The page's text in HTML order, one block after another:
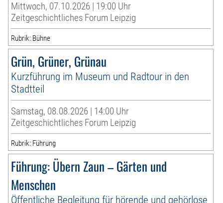
Mittwoch, 07.10.2026 | 19:00 Uhr
Zeitgeschichtliches Forum Leipzig
Rubrik: Bühne
Grün, Grüner, Grünau
Kurzführung im Museum und Radtour in den
Stadtteil
Samstag, 08.08.2026 | 14:00 Uhr
Zeitgeschichtliches Forum Leipzig
Rubrik: Führung
Führung: Übern Zaun – Gärten und
Menschen
Öffentliche Begleitung für hörende und gehörlose